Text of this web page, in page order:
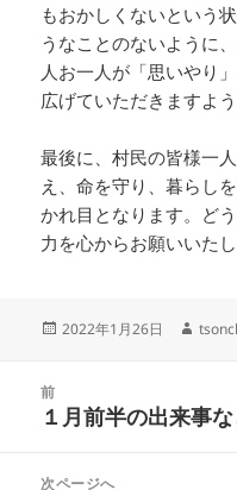
もおかしくないという
うなことのないように
人お一人が「思いやり
広げていただきますよ
最後に、村民の皆様一
え、命を守り、暮らし
かれ目となります。ど
力を心からお願いいたし
投
2022年1月26日
作
前
前
投
１月前半の出来事
次ページへ